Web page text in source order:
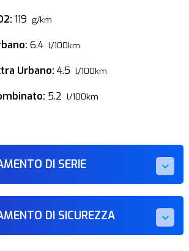
119 g/km
6.4 l/100km
Urbano: 4.5 l/100km
5.2 l/100km
DI SERIE
DI SICUREZZA